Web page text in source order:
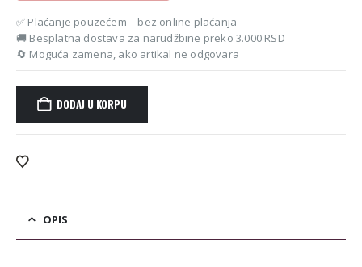
✅ Plaćanje pouzećem – bez online plaćanja
🚚 Besplatna dostava za narudžbine preko 3.000 RSD
🔄 Moguća zamena, ako artikal ne odgovara
DODAJ U KORPU
Alternative:
OPIS